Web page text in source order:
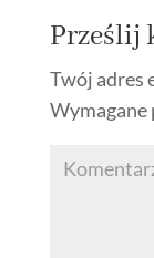
Prześlij
Twój adres
Wymagane